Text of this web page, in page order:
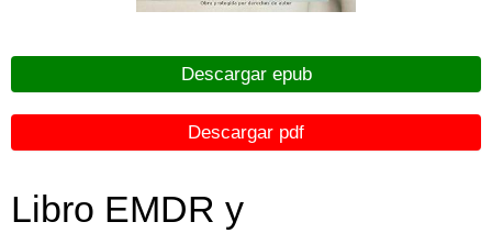
Descargar epub
Descargar pdf
Libro EMDR y